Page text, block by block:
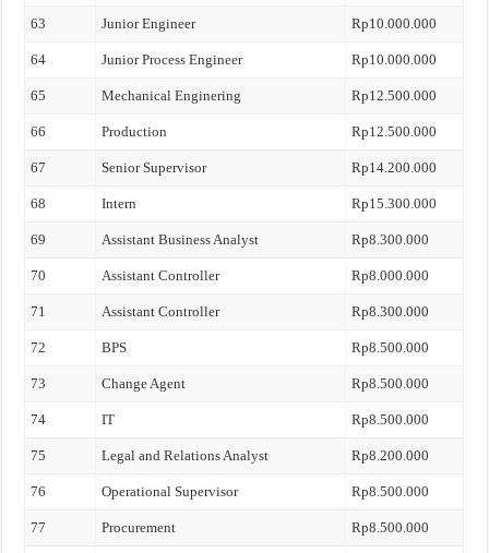
63 Junior Engineer Rp10.000.000
64 Junior Process Engineer Rp10.000.000
65 Mechanical Enginering Rp12.500.000
66 Production Rp12.500.000
67 Senior Supervisor Rp14.200.000
68 Intern Rp15.300.000
69 Assistant Business Analyst Rp8.300.000
70 Assistant Controller Rp8.000.000
71 Assistant Controller Rp8.300.000
72 BPS Rp8.500.000
73 Change Agent Rp8.500.000
74 IT Rp8.500.000
75 Legal and Relations Analyst Rp8.200.000
76 Operational Supervisor Rp8.500.000
77 Procurement Rp8.500.000